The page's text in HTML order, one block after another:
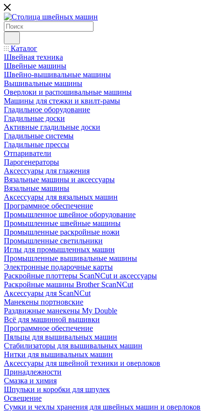
Каталог
Швейная техника
Швейные машины
Швейно-вышивальные машины
Вышивальные машины
Оверлоки и распошивальные машины
Машины для стежки и квилт-рамы
Гладильное оборудование
Гладильные доски
Активные гладильные доски
Гладильные системы
Гладильные прессы
Отпариватели
Парогенераторы
Аксессуары для глажения
Вязальные машины и аксессуары
Вязальные машины
Аксессуары для вязальных машин
Программное обеспечение
Промышленное швейное оборудование
Промышленные швейные машины
Промышленные раскройные ножи
Промышленные светильники
Иглы для промышленных машин
Промышленные вышивальные машины
Электронные подарочные карты
Раскройные плоттеры ScanNCut и аксессуары
Раскройные машины Brother ScanNCut
Аксессуары для ScanNCut
Манекены портновские
Раздвижные манекены My Double
Всё для машинной вышивки
Программное обеспечение
Пяльцы для вышивальных машин
Стабилизаторы для вышивальных машин
Нитки для вышивальных машин
Аксессуары для швейной техники и оверлоков
Принадлежности
Смазка и химия
Шпульки и коробки для шпулек
Освещение
Сумки и чехлы хранения для швейных машин и оверлоков